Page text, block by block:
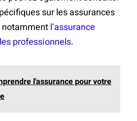
sur les assurances
notammentl’assurance
professionnels.
l'assurance pour votre